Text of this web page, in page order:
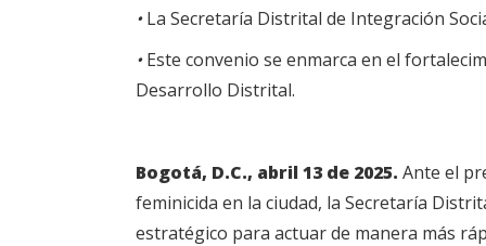
•La Secretaría Distrital de Integración
•Este convenio se enmarca en el
Desarrollo Distrital.
Bogotá, D.C., abril 13 de 2025. Ante el
feminicida en la ciudad, la Secretaría
estratégico para actuar de manera más